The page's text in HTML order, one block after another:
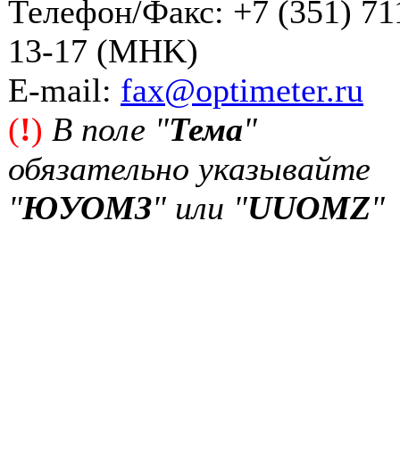
Телефон/Факс: +7 (351)
13-17 (MHK)
Е-mail: fax@optimeter.ru
(!) В поле "Тема"
обязательно указывайте
"ЮУОМЗ" или "UUOMZ"